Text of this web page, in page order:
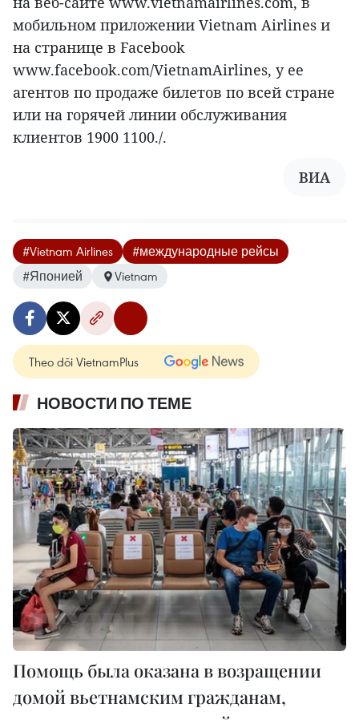
мобильном приложении Vietnam Airlines и
на странице в Facebook
www.facebook.com/VietnamAirlines, у ее
агентов по продаже билетов по всей стране
или на горячей линии обслуживания
клиентов 1900 1100./.
ВИА
#Vietnam Airlines
#международные рейсы
#Японией
Vietnam
Theo dõi VietnamPlus
НОВОСТИ ПО ТЕМЕ
Помощь была оказана в возращении
домой вьетнамским гражданам,